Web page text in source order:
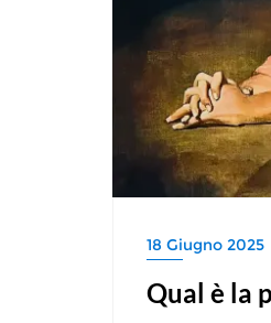
18 Giugno 2025
Qual è la